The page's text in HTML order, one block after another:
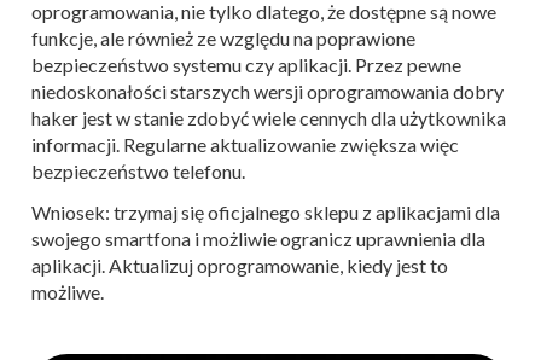
oprogramowania, nie tylko dlatego, że dostępne są nowe
funkcje, ale również ze względu na poprawione
bezpieczeństwo systemu czy aplikacji. Przez pewne
niedoskonałości starszych wersji oprogramowania dobry
haker jest w stanie zdobyć wiele cennych dla użytkownika
informacji. Regularne aktualizowanie zwiększa więc
bezpieczeństwo telefonu.
Wniosek: trzymaj się oficjalnego sklepu z aplikacjami dla
swojego smartfona i możliwie ogranicz uprawnienia dla
aplikacji. Aktualizuj oprogramowanie, kiedy jest to
możliwe.